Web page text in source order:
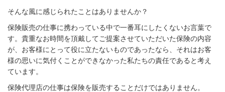
そんな風に感じられたことはありませんか？
保険販売の仕事に携わっている中で一番耳にしたくないお言葉で
す。貴重なお時間を頂戴してご提案させていただいた保険の内容
が、お客様にとって役に立たないものであったなら、それはお客
様の思いに気付くことができなかった私たちの責任であると考え
ています。
保険代理店の仕事は保険を販売することだけではありません。